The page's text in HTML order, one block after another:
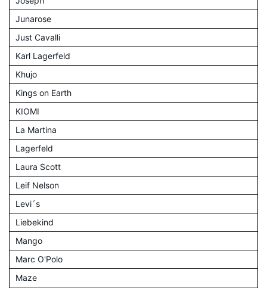
Junarose
Just Cavalli
Karl Lagerfeld
Khujo
Kings on Earth
KIOMI
La Martina
Lagerfeld
Laura Scott
Leif Nelson
Levi´s
Liebekind
Mango
Marc O'Polo
Maze